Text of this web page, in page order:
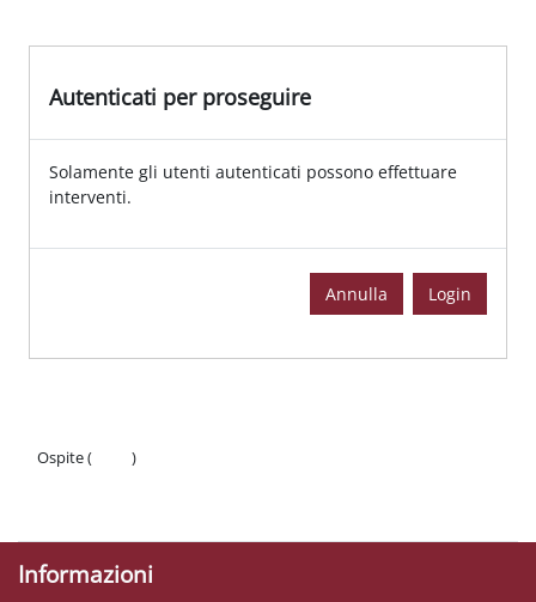
Autenticati per proseguire
Solamente gli utenti autenticati possono effettuare
interventi.
Annulla Login
Ospite (
)
Informazioni